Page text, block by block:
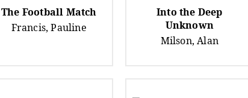
The Football Match
Francis, Pauline
Into the Deep
Unknown
Milson, Alan